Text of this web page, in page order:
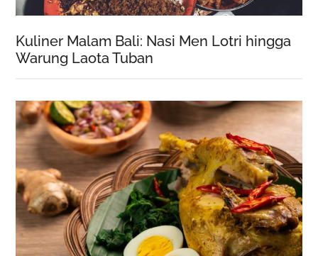
Kuliner Malam Bali: Nasi Men Lotri hingga
Warung Laota Tuban